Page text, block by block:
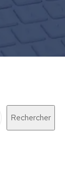
Rechercher